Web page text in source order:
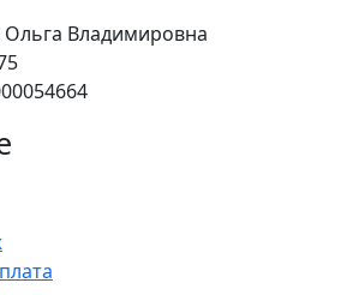
Владимировна